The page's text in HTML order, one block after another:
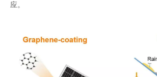
应。